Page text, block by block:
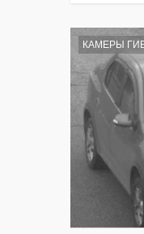
КАМЕРЫ